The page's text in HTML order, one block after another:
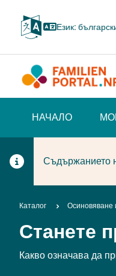
main
Език:
(BÜRGERBEREICH)
НАЧАЛО
Съдържанието
Breadcrumb
Каталог Осиновяване
Станете
Какво означава да